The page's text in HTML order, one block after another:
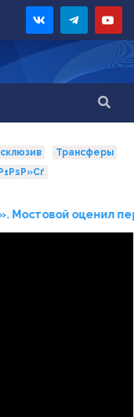
Трансферы
оценил